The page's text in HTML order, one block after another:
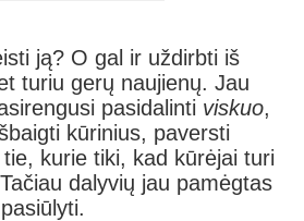
ją? O gal ir uždirbti iš
turiu gerų naujienų. Jau
pasidalinti viskuo,
kūrinius, paversti
kurie tiki, kad kūrėjai turi
dalyvių jau pamėgtas